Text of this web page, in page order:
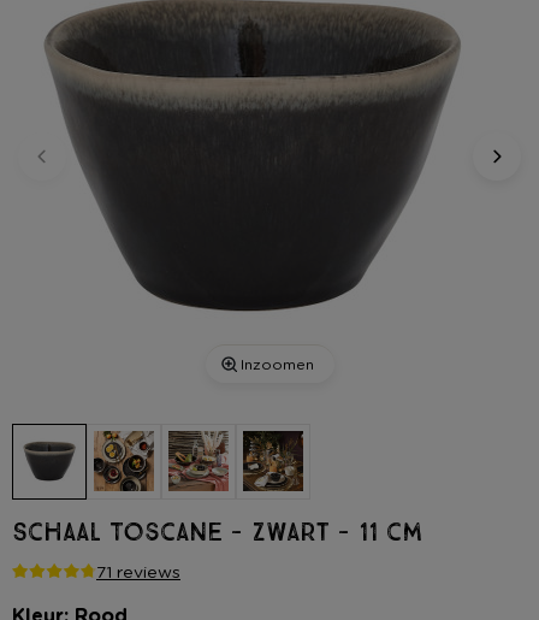
Inzoomen
Schaal Toscane - zwart - 11 cm
71 reviews